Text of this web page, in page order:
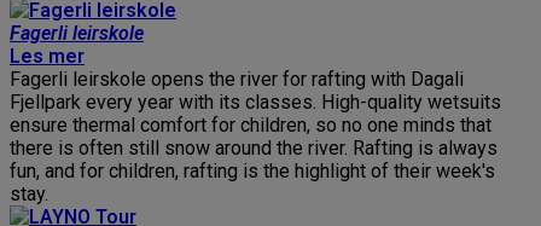
Fagerli leirskole
Les mer
Fagerli leirskole opens the river for rafting with Dagali
Fjellpark every year with its classes. High-quality wetsuits
ensure thermal comfort for children, so no one minds that
there is often still snow around the river. Rafting is always
fun, and for children, rafting is the highlight of their week's
stay.